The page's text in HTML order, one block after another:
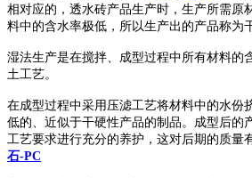
相对应的，透水砖产品生产时，生产所需原
料中的含水率极低，所以生产出的产品称为
湿法生产是在搅拌、成型过程中所有材料的
土工艺。
在成型过程中采用压滤工艺将材料中的水份
低的、近似于干硬性产品的制品。成型后的
工艺要求进行充分的养护，这对后期的质量
石-PC